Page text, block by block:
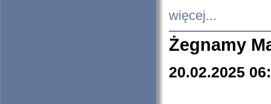
więcej...
Żegnamy
20.02.2025